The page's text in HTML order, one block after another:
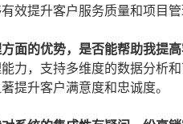
效提升客户服务质量和项目管
面的优势，是否能帮助我提高
力，支持多维度的数据分析
提升客户满意度和忠诚度。